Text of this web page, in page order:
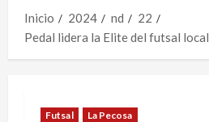
Inicio
2024 nd
22
Pedal lidera la Elite del futsal local
Futsal La Pecosa